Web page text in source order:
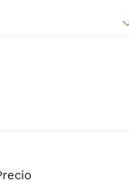
de perro.
en venta
guarda tu
perfecto: